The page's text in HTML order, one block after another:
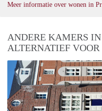
Meer informatie over wonen in
ANDERE KAMERS IN
ALTERNATIEF